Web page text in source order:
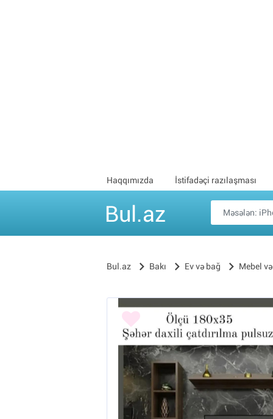
Haqqımızda İstifadəçi razılaşması
Bul.az
Bul.az Bakı Ev və bağ Mebel